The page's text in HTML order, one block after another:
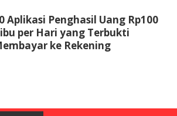
Aplikasi Penghasil Uang Rp100
per Hari yang Terbukti
ke Rekening